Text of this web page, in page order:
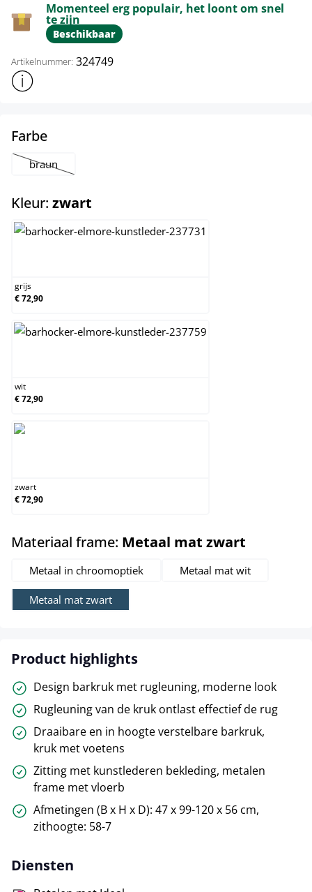
Momenteel erg populair, het loont om snel
te zijn
Beschikbaar
Artikelnummer: 324749
Toon meer productinformatie
Farbeselect
braun
(Deze optie is momenteel niet beschikbaar.)
Kleur: zwart
grijs
€ 72,90
wit
€ 72,90
zwart
€ 72,90
Materiaal frame: Metaal mat zwart
Metaal in chroomoptiek Metaal mat wit
Metaal mat zwart
Product highlights
Design barkruk met rugleuning, moderne look
Rugleuning van de kruk ontlast effectief de rug
Draaibare en in hoogte verstelbare barkruk,
kruk met voetens
Zitting met kunstlederen bekleding, metalen
frame met vloerb
Afmetingen (B x H x D): 47 x 99-120 x 56 cm,
zithoogte: 58-7
Diensten